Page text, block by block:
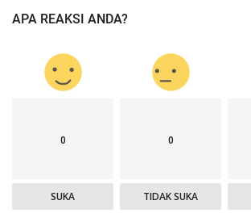
APA REAKSI ANDA?
0
SUKA
0
TIDAK SUKA